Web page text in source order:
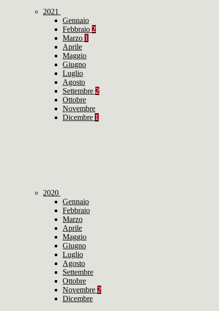
2021
Gennaio
Febbraio 2
Marzo 1
Aprile
Maggio
Giugno
Luglio
Agosto
Settembre 2
Ottobre
Novembre
Dicembre 1
2020
Gennaio
Febbraio
Marzo
Aprile
Maggio
Giugno
Luglio
Agosto
Settembre
Ottobre
Novembre 2
Dicembre